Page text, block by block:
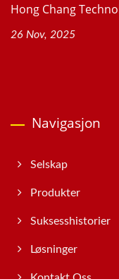
Hong Chang
26 Nov, 2025
Navigasjon
Selskap
Produkter
Suksesshistorier
Løsninger